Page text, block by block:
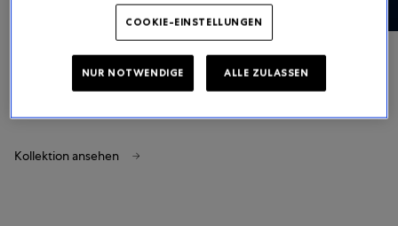
Kollektion ansehen
COOKIE-EINSTELLUNGEN
NUR NOTWENDIGE ALLE ZULASSEN